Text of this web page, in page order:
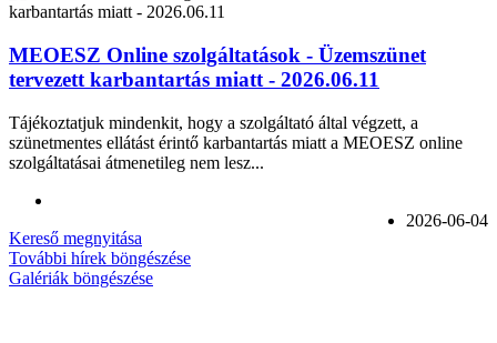
MEOESZ Online szolgáltatások - Üzemszünet
tervezett karbantartás miatt - 2026.06.11
Tájékoztatjuk mindenkit, hogy a szolgáltató által végzett, a
szünetmentes ellátást érintő karbantartás miatt a MEOESZ online
szolgáltatásai átmenetileg nem lesz...
2026-06-04
Kereső megnyitása
További hírek böngészése
Galériák böngészése